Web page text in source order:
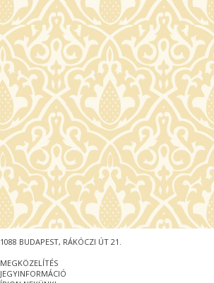
1088 BUDAPEST, RÁKÓCZI ÚT 21.
MEGKÖZELÍTÉS
JEGYINFORMÁCIÓ